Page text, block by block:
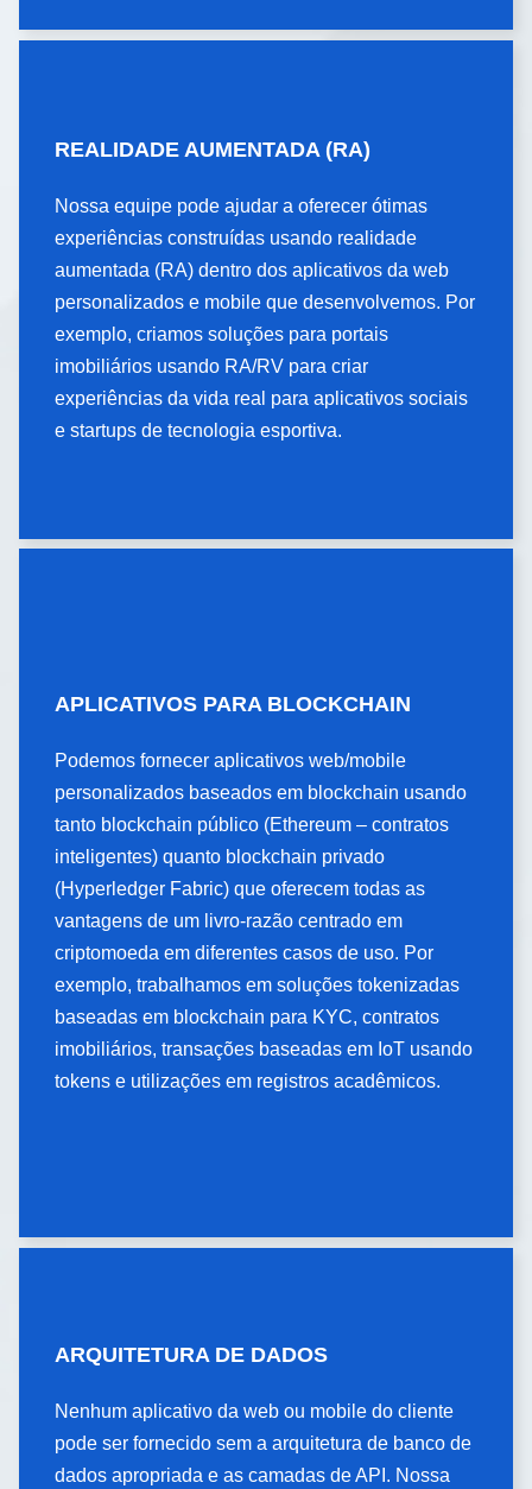
REALIDADE AUMENTADA (RA)
Nossa equipe pode ajudar a oferecer ótimas
experiências construídas usando realidade
aumentada (RA) dentro dos aplicativos da web
personalizados e mobile que desenvolvemos. Por
exemplo, criamos soluções para portais
imobiliários usando RA/RV para criar
experiências da vida real para aplicativos sociais
e startups de tecnologia esportiva.
REALIDADE AUMENTADA
Nossa equipe pode ajudar a oferecer ótimas
experiências construídas usando realidade
aumentada (RA) dentro dos aplicativos da web
exemplo, criamos soluções para portais
imobiliários usando RA/RV para criar
experiências da vida real para aplicativos sociais
e startups de tecnologia esportiva.
APLICATIVOS PARA BLOCKCHAIN
Podemos fornecer aplicativos web/mobile
personalizados baseados em blockchain usando
tanto blockchain público (Ethereum – contratos
inteligentes) quanto blockchain privado
(Hyperledger Fabric) que oferecem todas as
vantagens de um livro-razão centrado em
criptomoeda em diferentes casos de uso. Por
exemplo, trabalhamos em soluções tokenizadas
baseadas em blockchain para KYC, contratos
imobiliários, transações baseadas em IoT usando
tokens e utilizações em registros acadêmicos.
APLICATIVOS PARA
Podemos fornecer aplicativos web/mobile
personalizados baseados em blockchain usando
tanto blockchain público (Ethereum – contratos
inteligentes) quanto blockchain privado
(Hyperledger Fabric) que oferecem todas as
vantagens de um livro-razão centrado em
criptomoeda em diferentes casos de uso. Por
exemplo, trabalhamos em soluções tokenizadas
baseadas em blockchain para KYC, contratos
imobiliários, transações baseadas em IoT usando
tokens e utilizações em registros acadêmicos.
ARQUITETURA DE DADOS
Nenhum aplicativo da web ou mobile do cliente
pode ser fornecido sem a arquitetura de banco de
dados apropriada e as camadas de API. Nossa
ARQUITETURA DE
Nenhum aplicativo da web ou mobile do cliente
pode ser fornecido sem a arquitetura de banco de